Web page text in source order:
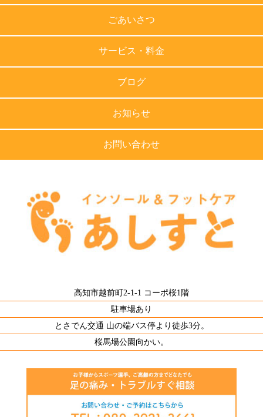
ごあいさつ
サービス・料金
ブログ
お知らせ
お問い合わせ
高知市越前町2-1-1 コーポ桜1階
駐車場あり
とさでん交通 山の端バス停より徒歩3分。
桜馬場公園向かい。